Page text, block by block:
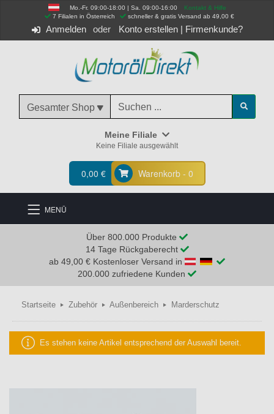
Mo.-Fr. 09:00-18:00 | Sa. 09:00-16:00
Kontakt & Hilfe
7 Filialen in Österreich
schneller & gratis Versand ab 49,00 €
Anmelden Konto erstellen| Firmenkunde?
Gesamter Shop
Meine Filiale
Keine Filiale ausgewählt
0,00 € Warenkorb - 0
MENÜ
Über 800.000 Produkte
14 Tage Rückgaberecht
ab 49,00 € Kostenloser Versand in
200.000 zufriedene Kunden
Startseite Zubehör Außenbereich Marderschutz
Es stehen keine Artikel entsprechend der Auswahl bereit.